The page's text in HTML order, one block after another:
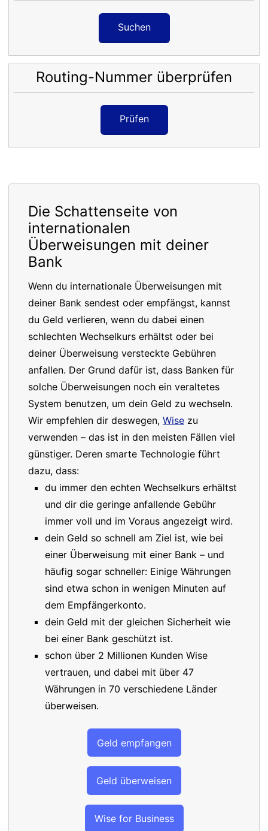
Suchen
Routing-Nummer überprüfen
Prüfen
Die Schattenseite von
internationalen
Überweisungen mit deiner
Bank
Wenn du internationale Überweisungen mit
deiner Bank sendest oder empfängst, kannst
du Geld verlieren, wenn du dabei einen
schlechten Wechselkurs erhältst oder bei
deiner Überweisung versteckte Gebühren
anfallen. Der Grund dafür ist, dass Banken für
solche Überweisungen noch ein veraltetes
System benutzen, um dein Geld zu wechseln.
Wir empfehlen dir deswegen, Wise zu
verwenden – das ist in den meisten Fällen viel
günstiger. Deren smarte Technologie führt
dazu, dass:
du immer den echten Wechselkurs erhältst
und dir die geringe anfallende Gebühr
immer voll und im Voraus angezeigt wird.
dein Geld so schnell am Ziel ist, wie bei
einer Überweisung mit einer Bank – und
häufig sogar schneller: Einige Währungen
sind etwa schon in wenigen Minuten auf
dem Empfängerkonto.
dein Geld mit der gleichen Sicherheit wie
bei einer Bank geschützt ist.
schon über 2 Millionen Kunden Wise
vertrauen, und dabei mit über 47
Währungen in 70 verschiedene Länder
überweisen.
Geld empfangen
Geld überweisen
Wise for Business